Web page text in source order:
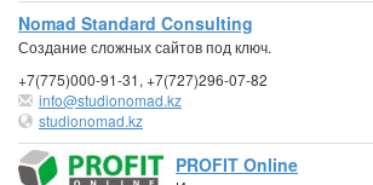
Nomad Standard Consulting
Создание сложных сайтов под ключ.
+7(775)000-91-31, +7(727)296-07-82
info@studionomad.kz
studionomad.kz
PROFIT Online